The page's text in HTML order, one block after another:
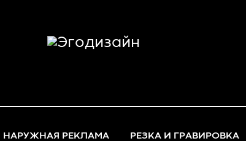
НАРУЖНАЯ РЕКЛАМА РЕЗКА И ГРАВИРОВКА